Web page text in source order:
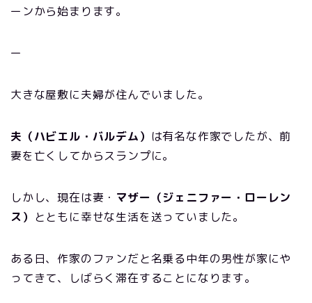
ーンから始まります。
ー
大きな屋敷に夫婦が住んでいました。
夫（ハビエル・バルデム） は有名な作家でしたが、前
妻を亡くしてからスランプに。
しかし、現在は妻・ マザー（ジェニファー・ローレン
ス） とともに幸せな生活を送っていました。
ある日、作家のファンだと名乗る中年の男性が家にや
ってきて、しばらく滞在することになります。